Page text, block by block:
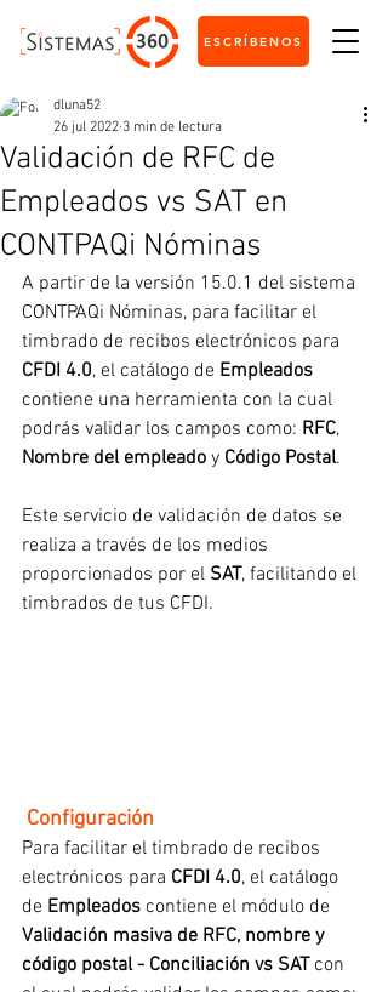
ESCRÍBENOS
Validación de RFC de
Empleados vs SAT en
CONTPAQi Nóminas
dluna52
26 jul 2022 3 min de lectura
A partir de la versión 15.0.1 del sistema
CONTPAQi Nóminas, para facilitar el
timbrado de recibos electrónicos para
CFDI 4.0, el catálogo de Empleados
contiene una herramienta con la cual
podrás validar los campos como: RFC,
Nombre del empleado y Código Postal.
Este servicio de validación de datos se
realiza a través de los medios
proporcionados por el SAT, facilitando el
timbrados de tus CFDI.
Configuración
Para facilitar el timbrado de recibos
electrónicos para CFDI 4.0, el catálogo
de Empleados contiene el módulo de
Validación masiva de RFC, nombre y
código postal - Conciliación vs SAT con